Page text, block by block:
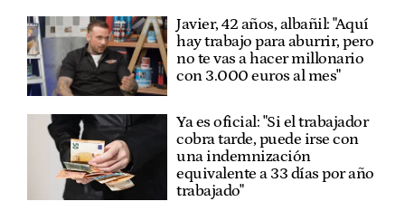
Javier, 42 años, albañil: "Aquí
hay trabajo para aburrir, pero
no te vas a hacer millonario
con 3.000 euros al mes"
Ya es oficial: "Si el trabajador
cobra tarde, puede irse con
una indemnización
equivalente a 33 días por año
trabajado"